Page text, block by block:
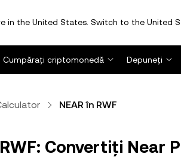
in the United States. Switch to the United
Cumpărați criptomonedă
Depuneți
NEAR în RWF
Convertiți Near